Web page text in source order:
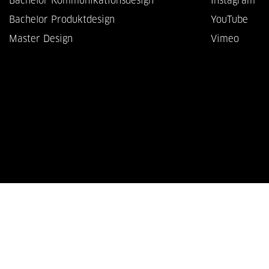
Bachelor Produktdesign
Master Design
YouTube
Vimeo